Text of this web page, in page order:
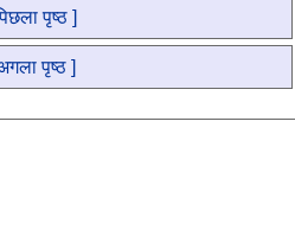
पृष्ठ ]
पृष्ठ ]